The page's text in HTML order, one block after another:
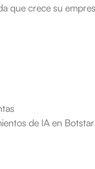
que crece su
de IA en Botstar